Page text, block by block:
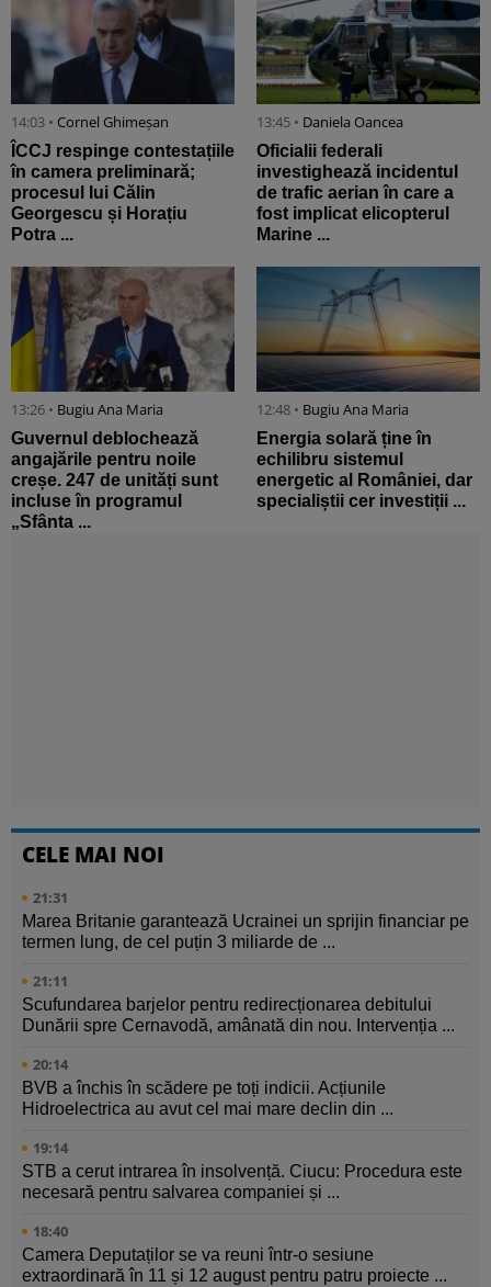
14:03 • Cornel Ghimeșan
ÎCCJ respinge contestațiile
în camera preliminară;
procesul lui Călin
Georgescu și Horațiu
Potra ...
13:45 • Daniela Oancea
Oficialii federali
investighează incidentul
de trafic aerian în care a
fost implicat elicopterul
Marine ...
13:26 • Bugiu ⁠Ana Maria
Guvernul deblochează
angajările pentru noile
creșe. 247 de unități sunt
incluse în programul
„Sfânta ...
12:48 • Bugiu ⁠Ana Maria
Energia solară ține în
echilibru sistemul
energetic al României, dar
specialiștii cer investiții ...
CELE MAI NOI
21:31
Marea Britanie garantează Ucrainei un sprijin financiar pe
termen lung, de cel puțin 3 miliarde de ...
21:11
Scufundarea barjelor pentru redirecționarea debitului
Dunării spre Cernavodă, amânată din nou. Intervenția ...
20:14
BVB a închis în scădere pe toți indicii. Acțiunile
Hidroelectrica au avut cel mai mare declin din ...
19:14
STB a cerut intrarea în insolvență. Ciucu: Procedura este
necesară pentru salvarea companiei și ...
18:40
Camera Deputaților se va reuni într-o sesiune
extraordinară în 11 și 12 august pentru patru proiecte ...